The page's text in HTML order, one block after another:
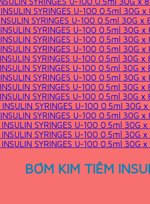
SYRINGES U-100 0.5ml 30G x
SYRINGES U-100 0.5ml 30G x
SYRINGES U-100 0.5ml 30G x
SYRINGES U-100 0.5ml 30G x
SYRINGES U-100 0.5ml 30G x
SYRINGES U-100 0.5ml 30G x
SYRINGES U-100 0.5ml 30G x
SYRINGES U-100 0.5ml 30G x
SYRINGES U-100 0.5ml 30G x
SYRINGES U-100 0.5ml 30G x
INSULIN SYRINGES U-100 0.5ml 30G
SYRINGES U-100 0.5ml 30G x
SYRINGES U-100 0.5ml 30G
SYRINGES U-100 0.5ml 30G
SYRINGES U-100 0.5ml 30G
BƠM KIM TIÊM